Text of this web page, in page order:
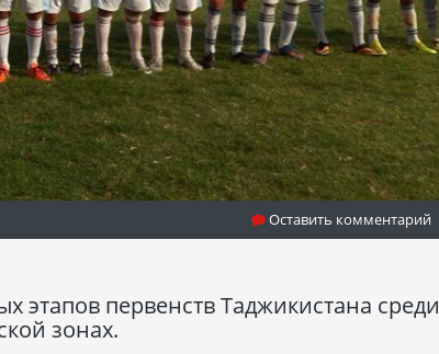
Оставить комментарий
первенств Таджикистана среди
зонах.